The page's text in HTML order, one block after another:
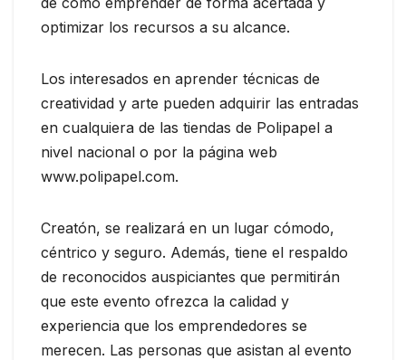
optimizar los recursos a su alcance.
Los interesados en aprender técnicas de
creatividad y arte pueden adquirir las entradas
en cualquiera de las tiendas de Polipapel a
nivel nacional o por la página web
www.polipapel.com.
Creatón, se realizará en un lugar cómodo,
céntrico y seguro. Además, tiene el respaldo
de reconocidos auspiciantes que permitirán
que este evento ofrezca la calidad y
experiencia que los emprendedores se
merecen. Las personas que asistan al evento